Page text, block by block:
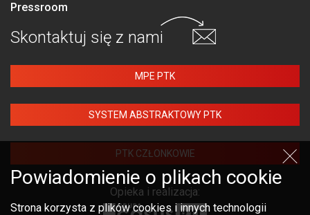
Pressroom
Skontaktuj się z nami
MPE PTK
SYSTEM ABSTRAKTOWY PTK
PTK CZŁONKOWIE
Opieka i realizacja:
Powiadomienie o plikach cookie
Strona korzysta z plików cookies i innych technologii